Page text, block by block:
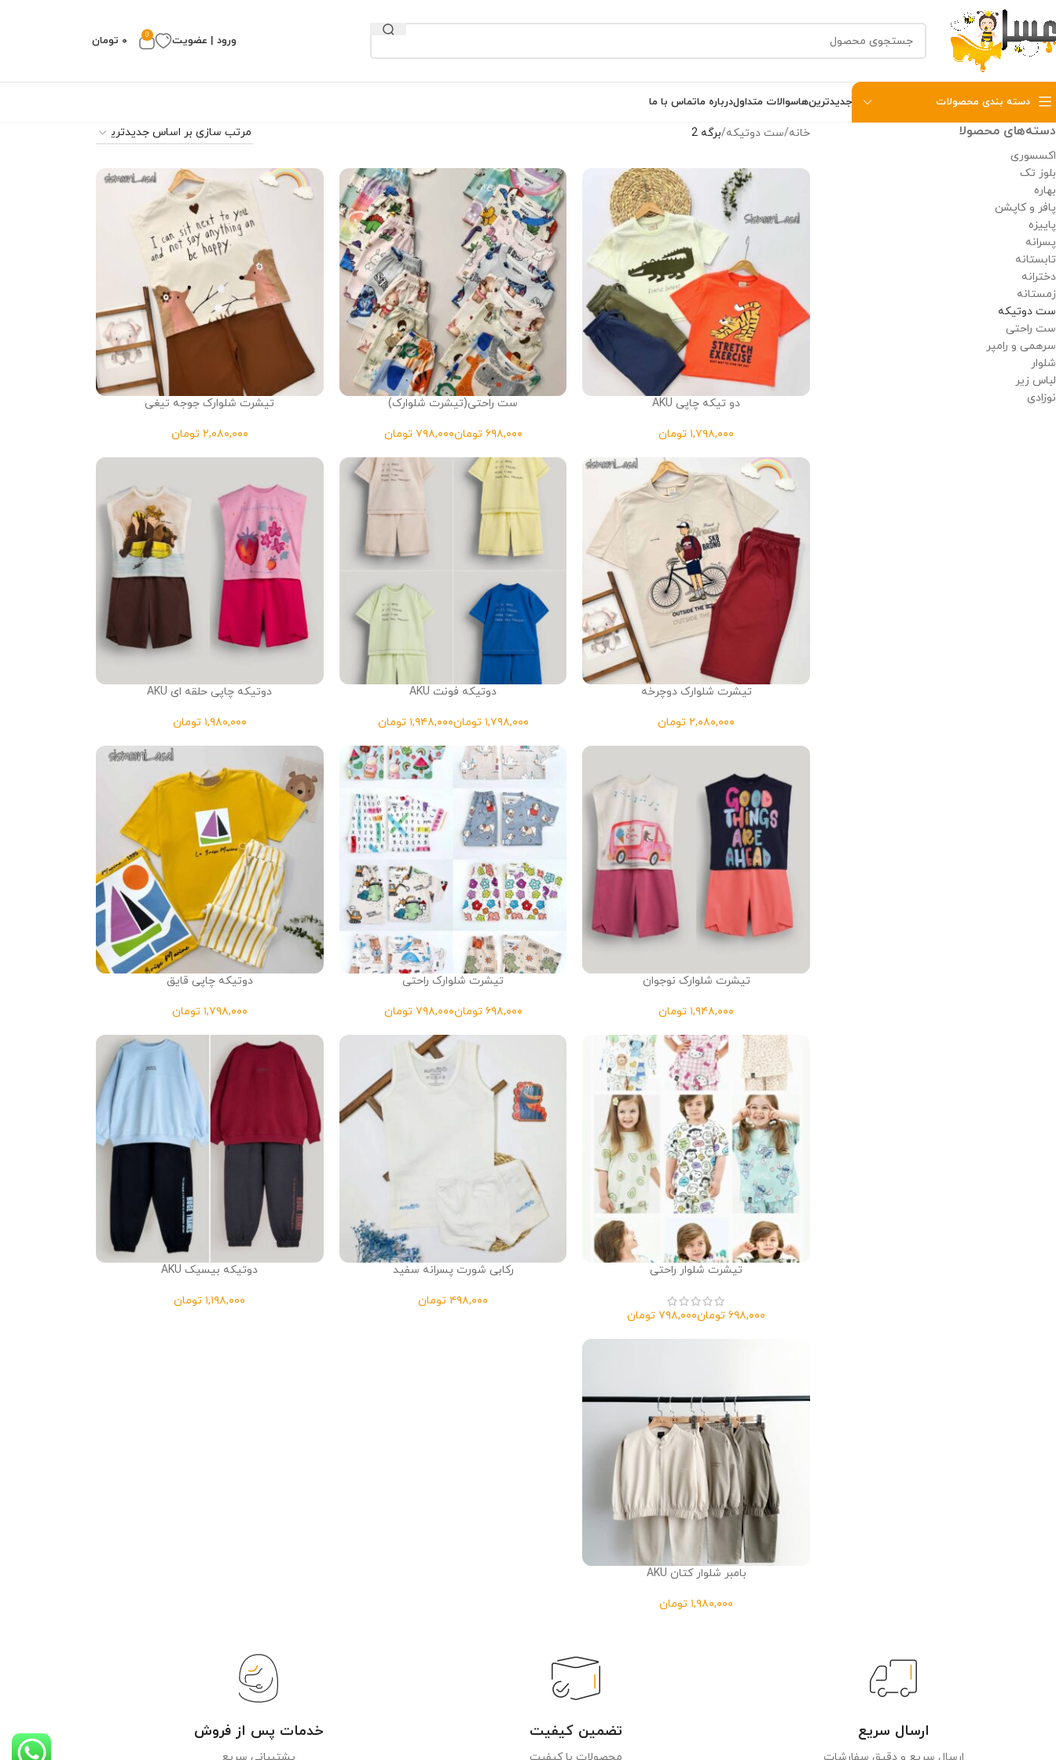
ورود | عضویت 0 ۰ تومان
دسته بندی محصولات جدیدترین‌هاسوالات متداولدرباره ماتماس با ما
دسته‌های محصولا
اکسسوری
بلوز تک
بهاره
پافر و کاپشن
پاییزه
پسرانه
تابستانه
دخترانه
زمستانه
ست دوتیکه
ست راحتی
سرهمی و رامپر
شلوار
لباس زیر
نوزادی
خانه ست دوتیکه برگه 2
دو تیکه چاپی AKU
تومان
ست راحتی(تیشرت شلوارک)
تومان تومان
تیشرت شلوارک جوجه تیغی
تومان
تیشرت شلوارک دوچرخه
تومان
دوتیکه فونت AKU
تومان تومان
دوتیکه چاپی حلقه ای AKU
تومان
تیشرت شلوارک نوجوان
تومان
تیشرت شلوارک راحتی
تومان تومان
دوتیکه چاپی قایق
تومان
تیشرت شلوار راحتی
تومان تومان
رکابی شورت پسرانه سفید
تومان
دوتیکه بیسیک AKU
تومان
بامبر شلوار کتان AKU
تومان
ارسال سریع تضمین کیفیت خدمات پس از فروش